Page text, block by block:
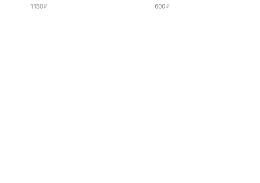
1150Я
600Я